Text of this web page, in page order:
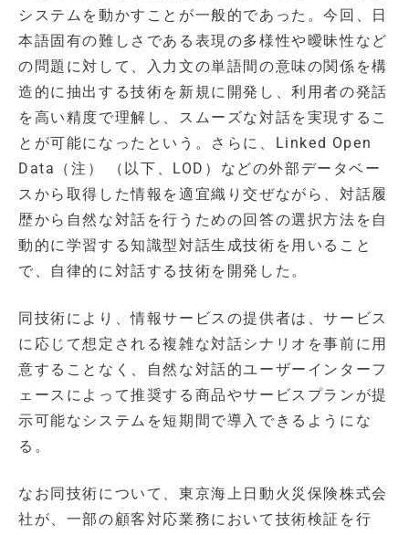
システムを動かすことが一般的であった。今回、日
本語固有の難しさである表現の多様性や曖昧性など
の問題に対して、入力文の単語間の意味の関係を構
造的に抽出する技術を新規に開発し、利用者の発話
を高い精度で理解し、スムーズな対話を実現するこ
とが可能になったという。さらに、Linked Open
Data（注） （以下、LOD）などの外部データベー
スから取得した情報を適宜織り交ぜながら、対話履
歴から自然な対話を行うための回答の選択方法を自
動的に学習する知識型対話生成技術を用いること
で、自律的に対話する技術を開発した。
同技術により、情報サービスの提供者は、サービス
に応じて想定される複雑な対話シナリオを事前に用
意することなく、自然な対話的ユーザーインターフ
ェースによって推奨する商品やサービスプランが提
示可能なシステムを短期間で導入できるようにな
る。
なお同技術について、東京海上日動火災保険株式会
社が、一部の顧客対応業務において技術検証を行